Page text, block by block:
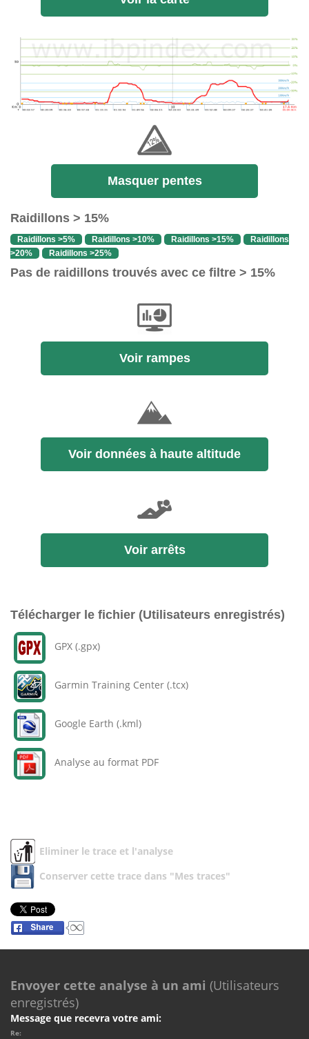
Masquer pentes
Raidillons > 15%
Raidillons >5% Raidillons >10% Raidillons >15%
Raidillons
>20%
Raidillons >25%
Pas de raidillons trouvés avec ce filtre > 15%
Voir rampes
Voir données à haute altitude
Voir arrêts
Télécharger le fichier (Utilisateurs enregistrés)
GPX (.gpx)
Garmin Training Center (.tcx)
Google Earth (.kml)
Analyse au format PDF
Eliminer le trace et l'analyse
Conserver cette trace dans "Mes traces"
Envoyer cette analyse à un ami (Utilisateurs
enregistrés)
Message que recevra votre ami:
Re: